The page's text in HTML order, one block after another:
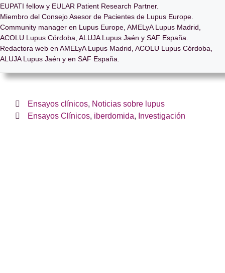
EUPATI fellow y EULAR Patient Research Partner.
Miembro del Consejo Asesor de Pacientes de Lupus Europe.
Community manager en Lupus Europe, AMELyA Lupus Madrid,
ACOLU Lupus Córdoba, ALUJA Lupus Jaén y SAF España.
Redactora web en AMELyA Lupus Madrid, ACOLU Lupus Córdoba,
ALUJA Lupus Jaén y en SAF España.
Ensayos clínicos, Noticias sobre lupus
Ensayos Clínicos, iberdomida, Investigación